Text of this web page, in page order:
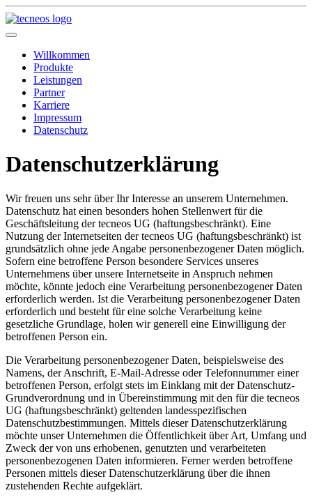
Willkommen
Produkte
Leistungen
Partner
Karriere
Impressum
Datenschutz
Datenschutzerklärung
Wir freuen uns sehr über Ihr Interesse an unserem Unternehmen.
Datenschutz hat einen besonders hohen Stellenwert für die
Geschäftsleitung der tecneos UG (haftungsbeschränkt). Eine
Nutzung der Internetseiten der tecneos UG (haftungsbeschränkt) ist
grundsätzlich ohne jede Angabe personenbezogener Daten möglich.
Sofern eine betroffene Person besondere Services unseres
Unternehmens über unsere Internetseite in Anspruch nehmen
möchte, könnte jedoch eine Verarbeitung personenbezogener Daten
erforderlich werden. Ist die Verarbeitung personenbezogener Daten
erforderlich und besteht für eine solche Verarbeitung keine
gesetzliche Grundlage, holen wir generell eine Einwilligung der
betroffenen Person ein.
Die Verarbeitung personenbezogener Daten, beispielsweise des
Namens, der Anschrift, E-Mail-Adresse oder Telefonnummer einer
betroffenen Person, erfolgt stets im Einklang mit der Datenschutz-
Grundverordnung und in Übereinstimmung mit den für die tecneos
UG (haftungsbeschränkt) geltenden landesspezifischen
Datenschutzbestimmungen. Mittels dieser Datenschutzerklärung
möchte unser Unternehmen die Öffentlichkeit über Art, Umfang und
Zweck der von uns erhobenen, genutzten und verarbeiteten
personenbezogenen Daten informieren. Ferner werden betroffene
Personen mittels dieser Datenschutzerklärung über die ihnen
zustehenden Rechte aufgeklärt.